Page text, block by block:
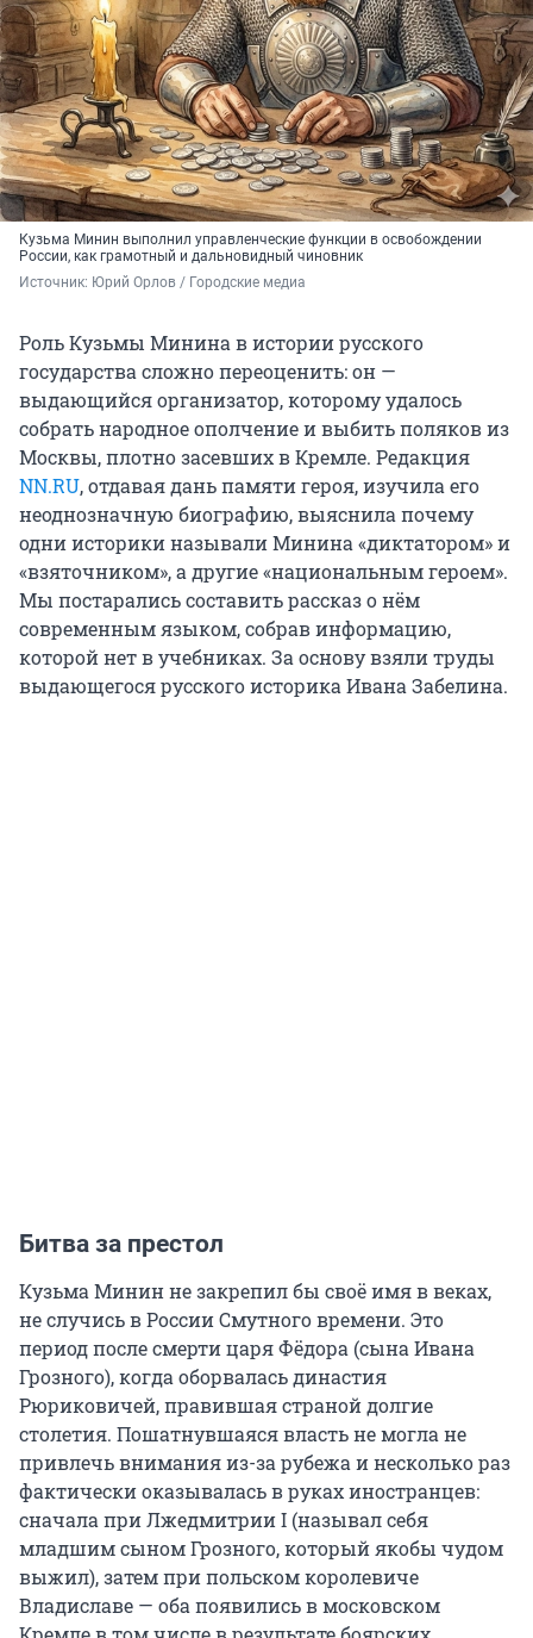
Кузьма Минин выполнил управленческие функции в освобождении
России, как грамотный и дальновидный чиновник
Источник: Юрий Орлов / Городские медиа
Роль Кузьмы Минина в истории русского
государства сложно переоценить: он —
выдающийся организатор, которому удалось
собрать народное ополчение и выбить поляков из
Москвы, плотно засевших в Кремле. Редакция
NN.RU, отдавая дань памяти героя, изучила его
неоднозначную биографию, выяснила почему
одни историки называли Минина «диктатором» и
«взяточником», а другие «национальным героем».
Мы постарались составить рассказ о нём
современным языком, собрав информацию,
которой нет в учебниках. За основу взяли труды
выдающегося русского историка Ивана Забелина.
Битва за престол
Кузьма Минин не закрепил бы своё имя в веках,
не случись в России Смутного времени. Это
период после смерти царя Фёдора (сына Ивана
Грозного), когда оборвалась династия
Рюриковичей, правившая страной долгие
столетия. Пошатнувшаяся власть не могла не
привлечь внимания из-за рубежа и несколько раз
фактически оказывалась в руках иностранцев:
сначала при Лжедмитрии I (называл себя
младшим сыном Грозного, который якобы чудом
выжил), затем при польском королевиче
Владиславе — оба появились в московском